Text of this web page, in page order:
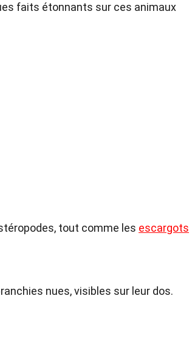
faits étonnants sur ces animaux
tout comme les escargots
nues, visibles sur leur dos.